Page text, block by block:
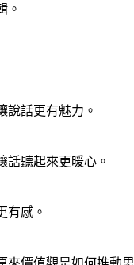
。
說話更有魅力。
話聽起來更暖心。
有感。